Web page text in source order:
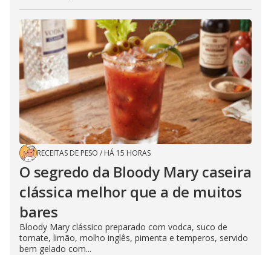
RECEITAS DE PESO / HÁ 15 HORAS
O segredo da Bloody Mary caseira
clássica melhor que a de muitos
bares
Bloody Mary clássico preparado com vodca, suco de
tomate, limão, molho inglês, pimenta e temperos, servido
bem gelado com...